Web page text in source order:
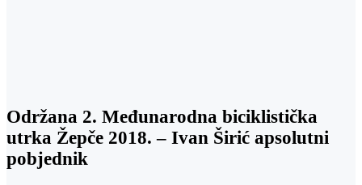
Održana 2. Međunarodna biciklistička
utrka Žepče 2018. – Ivan Širić apsolutni
pobjednik